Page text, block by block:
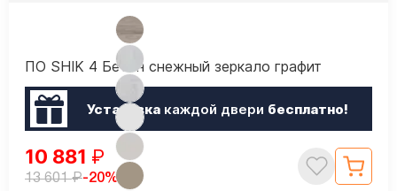
ПО SHIK 4 Бетон снежный зеркало графит
Установкакаждой двери бесплатно!
10 881 ₽
13 601₽-20%